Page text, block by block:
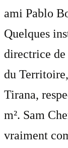
ami Pablo
Quelques
directrice de
du
Tirana,
m². Sam
vraiment